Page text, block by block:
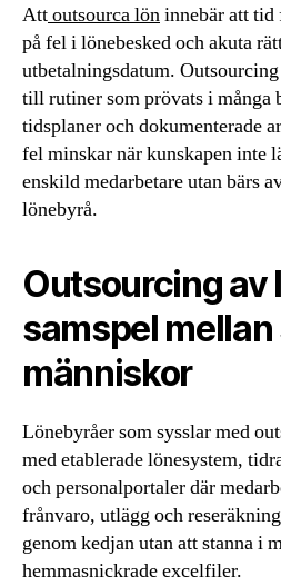
Attoutsourca löninnebär att
på fel i lönebesked och akuta
utbetalningsdatum.
till rutiner som prövats i många
tidsplaner och dokumenterade
fel minskar när kunskapen inte
enskild medarbetare utan bärs
lönebyrå.
Outsourcing av
samspel
människor
Lönebyråer som sysslar med
med etablerade lönesystem,
och personalportaler där
frånvaro, utlägg och
genom kedjan utan att stanna i
hemmasnickrade excelfiler.